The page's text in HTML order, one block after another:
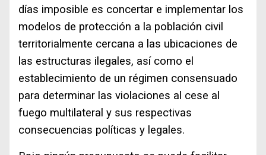
días imposible es concertar e implementar los
modelos de protección a la población civil
territorialmente cercana a las ubicaciones de
las estructuras ilegales, así como el
establecimiento de un régimen consensuado
para determinar las violaciones al cese al
fuego multilateral y sus respectivas
consecuencias políticas y legales.